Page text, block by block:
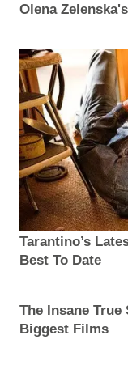
Olena
Tarantino’s
Best To Date
The Insane
Biggest Films